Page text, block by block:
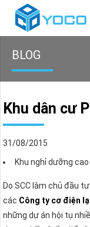
BLOG
Khu dân cư
31/08/2015
Khu nghỉ dưỡng
Do SCC làm chủ đầu
các Công ty cơ điện
những dự án hội tụ